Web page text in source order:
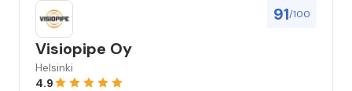
91/100
Visiopipe Oy
Helsinki
4.9